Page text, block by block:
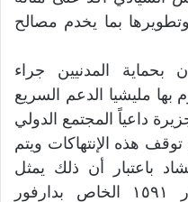
بما يخدم مصالح
بحماية المدنيين جراء
بها مليشيا الدعم السريع
داعياً المجتمع الدولي
هذه الإنتهاكات ويتم
باعتبار أن ذلك يمثل
إنتهاكاً صارخاً لمشروع القرار ١٥٩١ الخاص بدارفور